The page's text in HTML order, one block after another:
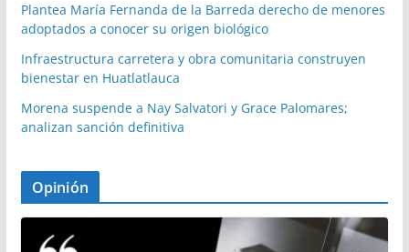
Plantea María Fernanda de la Barreda derecho de menores
adoptados a conocer su origen biológico
Infraestructura carretera y obra comunitaria construyen
bienestar en Huatlatlauca
Morena suspende a Nay Salvatori y Grace Palomares;
analizan sanción definitiva
Opinión